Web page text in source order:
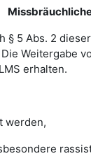
5 Abs. 2
erhalten.
werden,